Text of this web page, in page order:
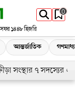
0
১৪৪৮ হিজরি
আন্তর্জাতিক
৭ সদস্যের